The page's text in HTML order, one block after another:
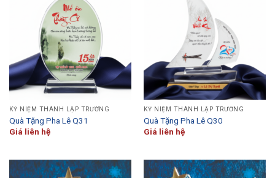
KỶ NIỆM THÀNH LẬP TRƯỜNG
Quà Tặng Pha Lê Q31
Giá liên hệ
KỶ NIỆM THÀNH LẬP TRƯỜNG
Quà Tặng Pha Lê Q30
Giá liên hệ